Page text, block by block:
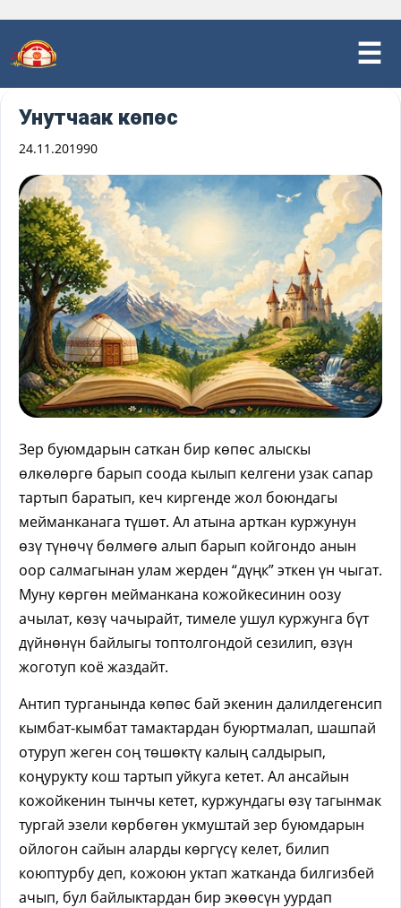
Унутчаак көпөс
24.11.201990
Зер буюмдарын саткан бир көпөс алыскы
өлкөлөргө барып соода кылып келгени узак сапар
тартып баратып, кеч киргенде жол боюндагы
мейманканага түшөт. Ал атына арткан куржунун
өзү түнөчү бөлмөгө алып барып койгондо анын
оор салмагынан улам жерден “дүңк” эткен үн чыгат.
Муну көргөн мейманкана кожойкесинин оозу
ачылат, көзү чачырайт, тимеле ушул куржунга бүт
дүйнөнүн байлыгы топтолгондой сезилип, өзүн
жоготуп коё жаздайт.
Антип турганында көпөс бай экенин далилдегенсип
кымбат-кымбат тамактардан буюртмалап, шашпай
отуруп жеген соң төшөктү калың салдырып,
коңурукту кош тартып уйкуга кетет. Ал ансайын
кожойкенин тынчы кетет, куржундагы өзү тагынмак
тургай эзели көрбөгөн укмуштай зер буюмдарын
ойлогон сайын аларды көргүсү келет, билип
коюптурбу деп, кожоюн уктап жатканда билгизбей
ачып, бул байлыктардан бир экөөсүн уурдап